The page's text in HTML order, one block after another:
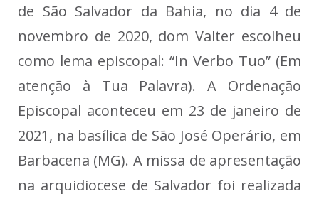
de São Salvador da Bahia, no dia 4 de
novembro de 2020, dom Valter escolheu
como lema episcopal: “In Verbo Tuo” (Em
atenção à Tua Palavra). A Ordenação
Episcopal aconteceu em 23 de janeiro de
2021, na basílica de São José Operário, em
Barbacena (MG). A missa de apresentação
na arquidiocese de Salvador foi realizada